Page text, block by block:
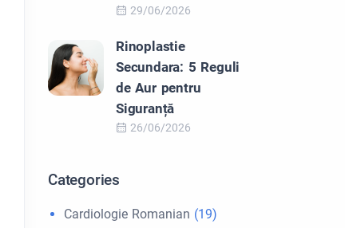
29/06/2026
Rinoplastie
Secundara: 5 Reguli
de Aur pentru
Siguranță
26/06/2026
Categories
Cardiologie Romanian (19)